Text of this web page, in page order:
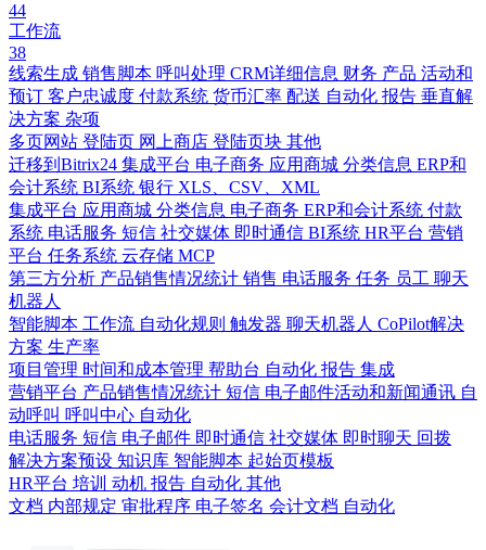
44
工作流
38
线索生成 销售脚本 呼叫处理 CRM详细信息 财务 产品 活动和
预订 客户忠诚度 付款系统 货币汇率 配送 自动化 报告 垂直解
决方案 杂项
多页网站 登陆页 网上商店 登陆页块 其他
迁移到Bitrix24 集成平台 电子商务 应用商城 分类信息 ERP和
会计系统 BI系统 银行 XLS、CSV、XML
集成平台 应用商城 分类信息 电子商务 ERP和会计系统 付款
系统 电话服务 短信 社交媒体 即时通信 BI系统 HR平台 营销
平台 任务系统 云存储 MCP
第三方分析 产品销售情况统计 销售 电话服务 任务 员工 聊天
机器人
智能脚本 工作流 自动化规则 触发器 聊天机器人 CoPilot解决
方案 生产率
项目管理 时间和成本管理 帮助台 自动化 报告 集成
营销平台 产品销售情况统计 短信 电子邮件活动和新闻通讯 自
动呼叫 呼叫中心 自动化
电话服务 短信 电子邮件 即时通信 社交媒体 即时聊天 回拨
解决方案预设 知识库 智能脚本 起始页模板
HR平台 培训 动机 报告 自动化 其他
文档 内部规定 审批程序 电子签名 会计文档 自动化